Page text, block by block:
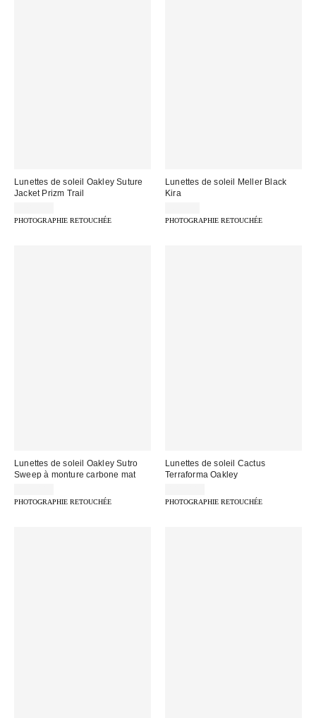
Lunettes de soleil Oakley Suture
Jacket Prizm Trail
PHOTOGRAPHIE RETOUCHÉE
Lunettes de soleil Meller Black
Kira
PHOTOGRAPHIE RETOUCHÉE
Lunettes de soleil Oakley Sutro
Sweep à monture carbone mat
PHOTOGRAPHIE RETOUCHÉE
Lunettes de soleil Cactus
Terraforma Oakley
PHOTOGRAPHIE RETOUCHÉE